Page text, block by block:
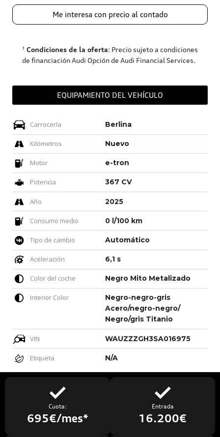
Me interesa con precio al contado
¹ Condiciones de la oferta: Precio sujeto a condiciones
de financiación Audi Opción de Audi Financial Services.
EQUIPAMIENTO DEL VEHÍCULO
Carrocería Berlina
Kilómetros Nuevo
Motor e-tron
Potencia 367 CV
Año 2025
Consumo medio 0 l/100 km
Tipo de cambio Automático
Aceleración 6,1 s
Color del coche Negro Mito Metalizado
Interior Color
Negro-negro-gris
Acero/negro-negro/
Negro/gris Titanio
VIN WAUZZZGH3SA016975
Etiqueta N/A
Cuota:
695€/mes*
Entrada
16.200€